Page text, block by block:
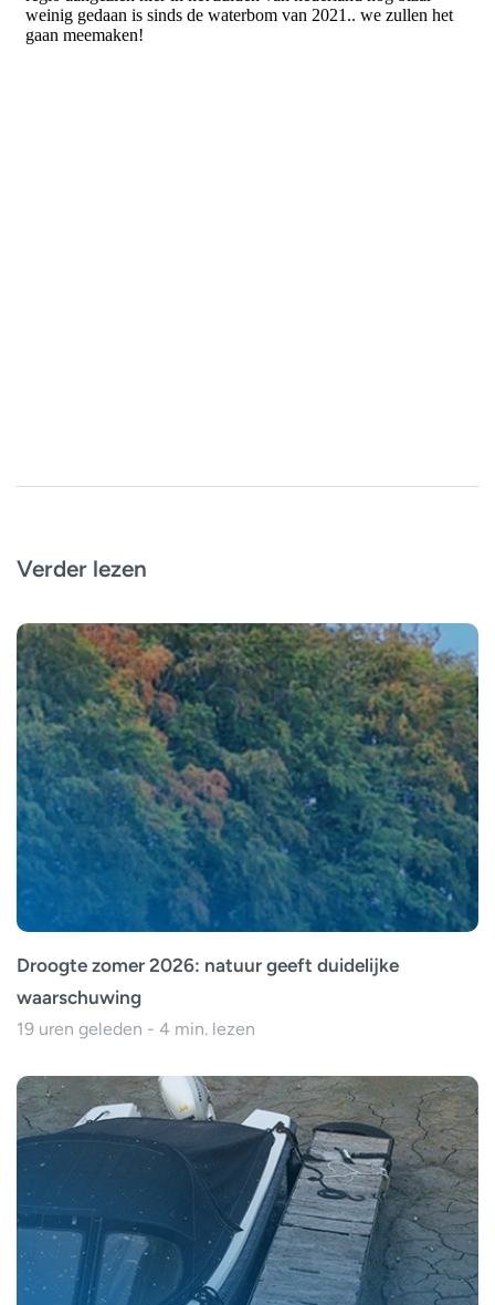
Verder lezen
Droogte zomer 2026: natuur geeft duidelijke
waarschuwing
19 uren geleden - 4 min. lezen